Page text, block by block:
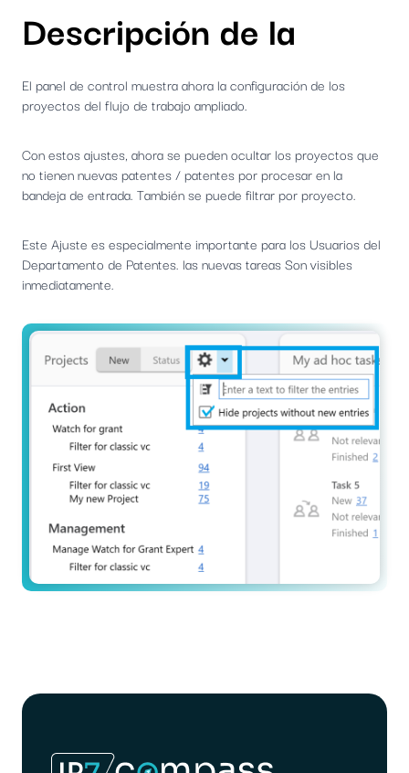
Descripción de la
El panel de control muestra ahora la configuración de los
proyectos del flujo de trabajo ampliado.
Con estos ajustes, ahora se pueden ocultar los proyectos que
no tienen nuevas patentes / patentes por procesar en la
bandeja de entrada. También se puede filtrar por proyecto.
Este Ajuste es especialmente importante para los Usuarios del
Departamento de Patentes. las nuevas tareas Son visibles
inmediatamente.